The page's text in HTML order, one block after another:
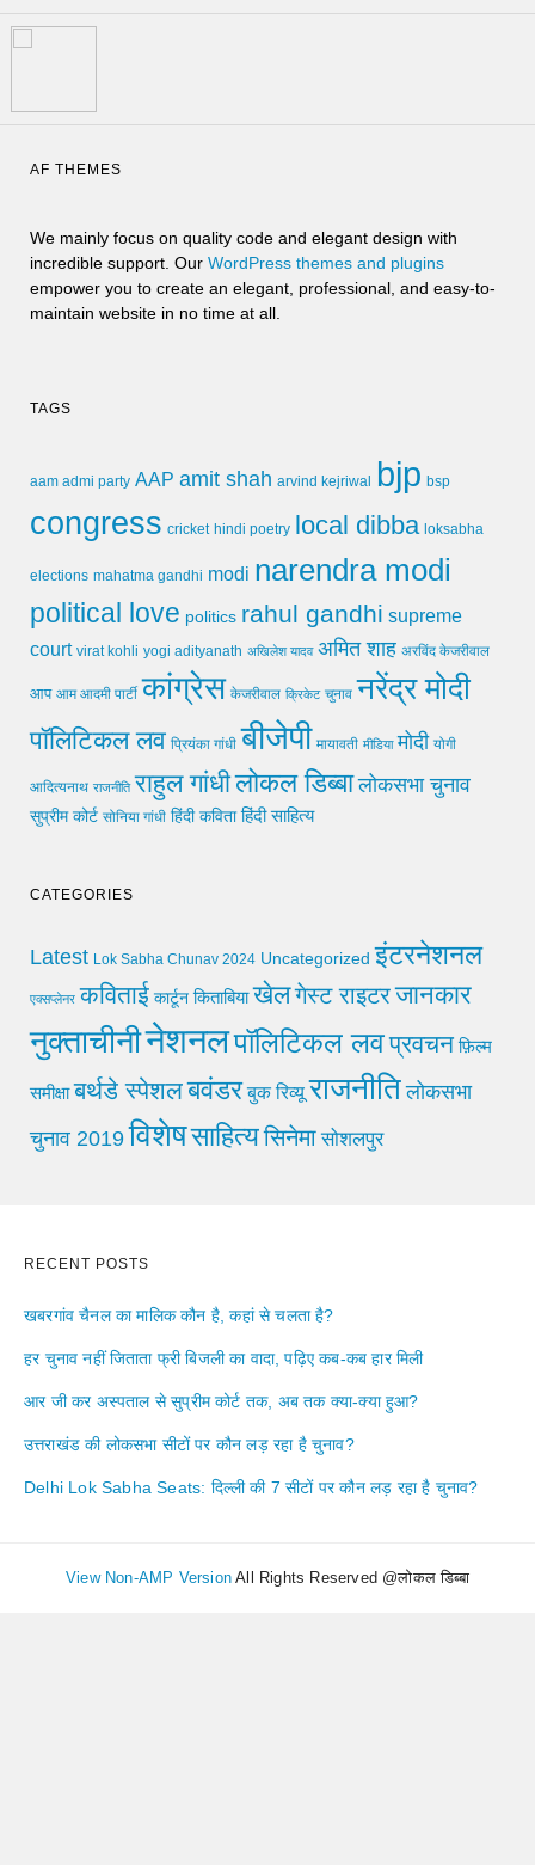
AF THEMES
We mainly focus on quality code and elegant design with
incredible support. Our WordPress themes and plugins
empower you to create an elegant, professional, and easy-to-
maintain website in no time at all.
TAGS
aam admi party AAP amit shah arvind kejriwal bjp bsp
congress cricket hindi poetry local dibba loksabha
elections mahatma gandhi modi narendra modi
political love politics rahul gandhi supreme
court virat kohli yogi adityanath अखिलेश यादव अमित शाह अरविंद केजरीवाल
आप आम आदमी पार्टी कांग्रेस केजरीवाल क्रिकेट चुनाव नरेंद्र मोदी
पॉलिटिकल लव प्रियंका गांधी बीजेपी मायावती मीडिया मोदी योगी
आदित्यनाथ राजनीति राहुल गांधीलोकल डिब्बा लोकसभा चुनाव
सुप्रीम कोर्ट सोनिया गांधी हिंदी कविता हिंदी साहित्य
CATEGORIES
Latest Lok Sabha Chunav 2024 Uncategorized इंटरनेशनल
एक्सप्लेनर कविताई कार्टून किताबिया खेलगेस्ट राइटरजानकार
नुक्ताचीनीनेशनलपॉलिटिकल लवप्रवचन फ़िल्म
समीक्षा बर्थडे स्पेशलबवंडर बुक रिव्यू राजनीति लोकसभा
चुनाव 2019 विशेषसाहित्यसिनेमा सोशलपुर
RECENT POSTS
खबरगांव चैनल का मालिक कौन है, कहां से चलता है?
हर चुनाव नहीं जिताता फ्री बिजली का वादा, पढ़िए कब-कब हार मिली
आर जी कर अस्पताल से सुप्रीम कोर्ट तक, अब तक क्या-क्या हुआ?
उत्तराखंड की लोकसभा सीटों पर कौन लड़ रहा है चुनाव?
Delhi Lok Sabha Seats: दिल्ली की 7 सीटों पर कौन लड़ रहा है चुनाव?
View Non-AMP Version All Rights Reserved @लोकल डिब्बा